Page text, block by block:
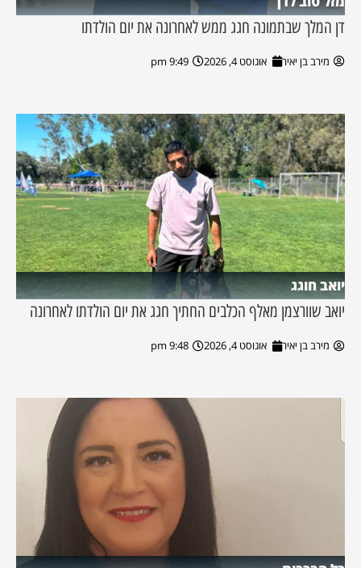
דן המלך שבתמונה חגג ממש לאחרונה את יום הולדתו
מירב בן יאיר אוגוסט 4, 2026 9:49 pm
יואב חוגג
יואב שוורצמן מאלף הכלבים החתיך חגג את יום הולדתו לאחרונה
מירב בן יאיר אוגוסט 4, 2026 9:48 pm